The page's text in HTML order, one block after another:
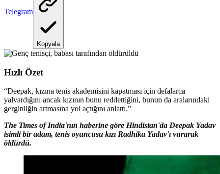
Telegram
Kopyala
Hızlı Özet
“Deepak, kızına tenis akademisini kapatması için defalarca
yalvardığını ancak kızının bunu reddettiğini, bunun da aralarındaki
gerginliğin artmasına yol açtığını anlattı.”
The Times of India'nın haberine göre Hindistan'da Deepak Yadav
isimli bir adam, tenis oyuncusu kızı Radhika Yadav'ı vurarak
öldürdü.